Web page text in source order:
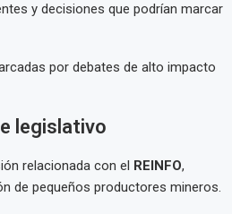
y decisiones que podrían marcar
por debates de alto impacto
legislativo
relacionada con el REINFO,
de pequeños productores mineros.